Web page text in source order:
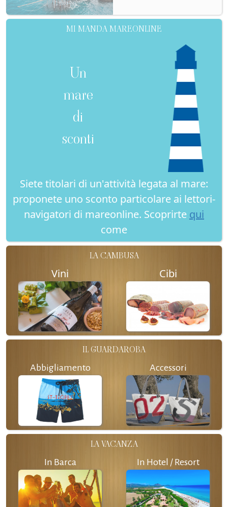
MI MANDA MAREONLINE
Un
mare
di
sconti
Siete titolari di un'attività legata al mare:
proponete uno sconto particolare ai lettori-
navigatori di mareonline. Scoprirte qui
come
LA CAMBUSA
Vini Cibi
IL GUARDAROBA
Abbigliamento Accessori
LA VACANZA
In Barca In Hotel / Resort